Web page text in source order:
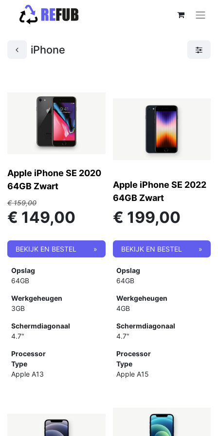
iPhone
Apple iPhone SE 2020
64GB Zwart
€159,00
€ 149,00
BEKIJK EN BESTEL »
Opslag
64GB
Werkgeheugen
3GB
Schermdiagonaal
4.7"
Processor
Type
Apple A13
Apple iPhone SE 2022
64GB Zwart
€ 199,00
BEKIJK EN BESTEL »
Opslag
64GB
Werkgeheugen
4GB
Schermdiagonaal
4.7"
Processor
Type
Apple A15